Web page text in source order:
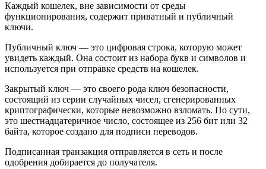
Каждый кошелек, вне зависимости от среды
функционирования, содержит приватный и публичный
ключи.
Публичный ключ — это цифровая строка, которую может
увидеть каждый. Она состоит из набора букв и символов и
используется при отправке средств на кошелек.
Закрытый ключ — это своего рода ключ безопасности,
состоящий из серии случайных чисел, сгенерированных
криптографически, которые невозможно взломать. По сути,
это шестнадцатеричное число, состоящее из 256 бит или 32
байта, которое создано для подписи переводов.
Подписанная транзакция отправляется в сеть и после
одобрения добирается до получателя.